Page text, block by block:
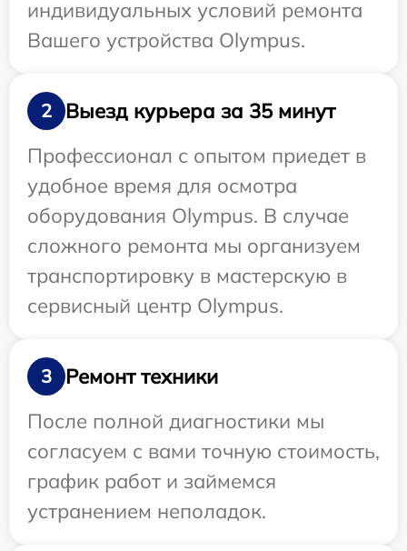
индивидуальных условий ремонта
Вашего устройства Olympus.
2
Выезд курьера за 35 минут
Профессионал с опытом приедет в
удобное время для осмотра
оборудования Olympus. В случае
сложного ремонта мы организуем
транспортировку в мастерскую в
сервисный центр Olympus.
3
Ремонт техники
После полной диагностики мы
согласуем с вами точную стоимость,
график работ и займемся
устранением неполадок.